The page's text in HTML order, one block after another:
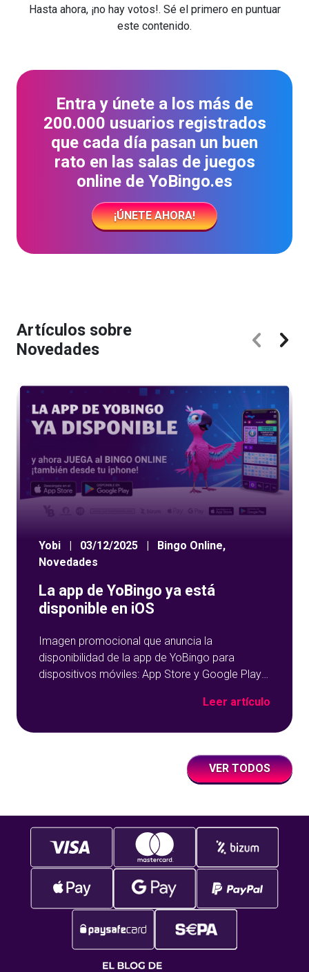
Hasta ahora, ¡no hay votos!. Sé el primero en puntuar
este contenido.
Entra y únete a los más de
200.000 usuarios registrados
que cada día pasan un buen
rato en las salas de juegos
online de YoBingo.es
¡ÚNETE AHORA!
Artículos sobre
Novedades
Yobi 03/12/2025 Bingo Online,
Novedades
La app de YoBingo ya está
disponible en iOS
Imagen promocional que anuncia la
disponibilidad de la app de YoBingo para
dispositivos móviles: App Store y Google Play
Leer artículo
VER TODOS